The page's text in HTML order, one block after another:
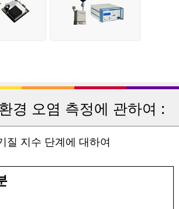
경 오염 측정에 관하여 :
질 지수 단계에 대하여